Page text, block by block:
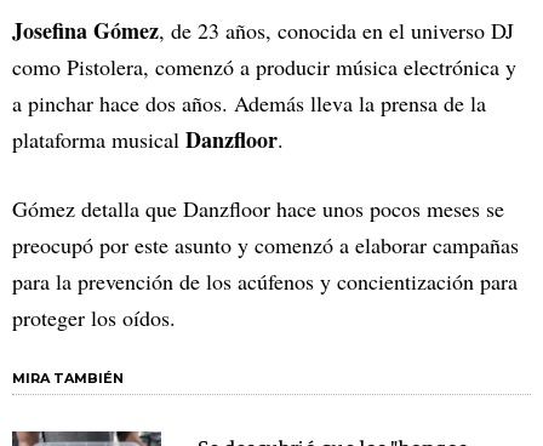
Josefina Gómez, de 23 años, conocida en el universo DJ
como Pistolera, comenzó a producir música electrónica y
a pinchar hace dos años. Además lleva la prensa de la
plataforma musical Danzfloor.
Gómez detalla que Danzfloor hace unos pocos meses se
preocupó por este asunto y comenzó a elaborar campañas
para la prevención de los acúfenos y concientización para
proteger los oídos.
MIRA TAMBIÉN